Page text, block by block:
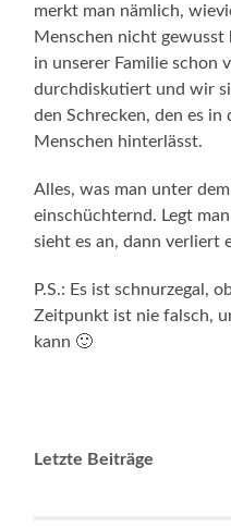
merkt man nämlich,
Menschen nicht gewusst
in unserer Familie schon
durchdiskutiert und wir
den Schrecken, den es
Menschen hinterlässt.
Alles, was man unter
einschüchternd. Legt
sieht es an, dann verliert
P.S.: Es ist schnurzegal,
Zeitpunkt ist nie falsch,
kann 🙂
Letzte Beiträge